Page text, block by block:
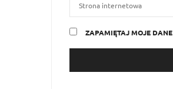
ZAPAMIĘTAJ MOJE